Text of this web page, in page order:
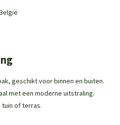
geschikt voor binnen en buiten.
met een moderne uitstraling.
of terras.